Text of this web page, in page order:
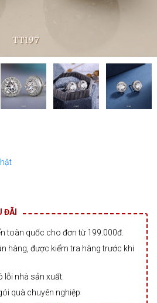
ĐÃI
toàn quốc cho đơn từ 199.000đ.
hàng, được kiểm tra hàng trước khi
lỗi nhà sản xuất.
quà chuyên nghiệp